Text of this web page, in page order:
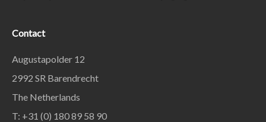
Contact
Augustapolder 12
2992 SR Barendrecht
The Netherlands
T: +31 (0) 180 89 58 90